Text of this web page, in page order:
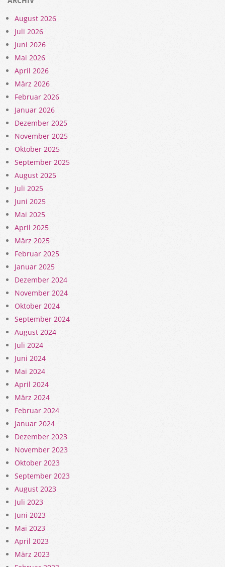
August 2026
Juli 2026
Juni 2026
Mai 2026
April 2026
März 2026
Februar 2026
Januar 2026
Dezember 2025
November 2025
Oktober 2025
September 2025
August 2025
Juli 2025
Juni 2025
Mai 2025
April 2025
März 2025
Februar 2025
Januar 2025
Dezember 2024
November 2024
Oktober 2024
September 2024
August 2024
Juli 2024
Juni 2024
Mai 2024
April 2024
März 2024
Februar 2024
Januar 2024
Dezember 2023
November 2023
Oktober 2023
September 2023
August 2023
Juli 2023
Juni 2023
Mai 2023
April 2023
März 2023